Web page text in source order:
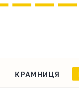
КРАМНИЦЯ